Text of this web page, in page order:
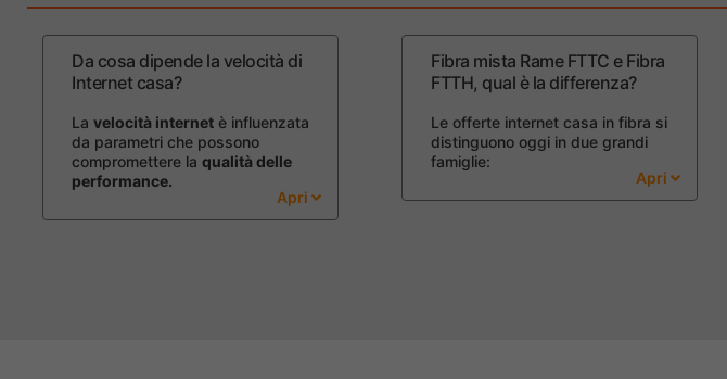
Da cosa dipende la velocità di
Internet casa?
La velocità internet è influenzata
da parametri che possono
compromettere la qualità delle
performance.
Apri
Fibra mista Rame FTTC e Fibra
FTTH, qual è la differenza?
Le offerte internet casa in fibra si
distinguono oggi in due grandi
famiglie:
Apri